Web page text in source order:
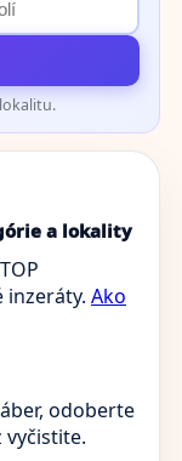
a lokality
inzeráty. Ako
odoberte